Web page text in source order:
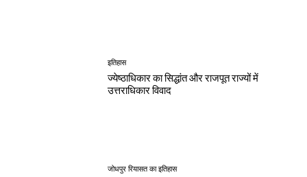
इतिहास
ज्येष्ठाधिकार का सिद्धांत और राजपूत राज्यों में
उत्तराधिकार विवाद
जोधपुर रियासत का इतिहास